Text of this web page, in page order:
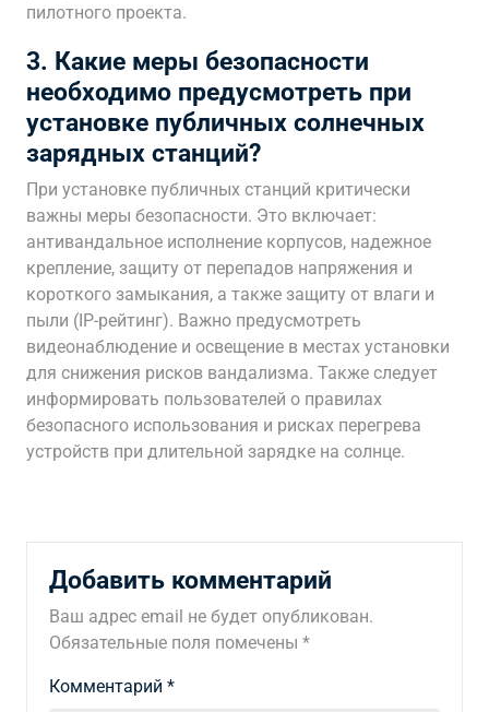
пилотного проекта.
3. Какие меры безопасности
необходимо предусмотреть при
установке публичных солнечных
зарядных станций?
При установке публичных станций критически
важны меры безопасности. Это включает:
антивандальное исполнение корпусов, надежное
крепление, защиту от перепадов напряжения и
короткого замыкания, а также защиту от влаги и
пыли (IP-рейтинг). Важно предусмотреть
видеонаблюдение и освещение в местах установки
для снижения рисков вандализма. Также следует
информировать пользователей о правилах
безопасного использования и рисках перегрева
устройств при длительной зарядке на солнце.
Добавить комментарий
Ваш адрес email не будет опубликован.
Обязательные поля помечены *
Комментарий *